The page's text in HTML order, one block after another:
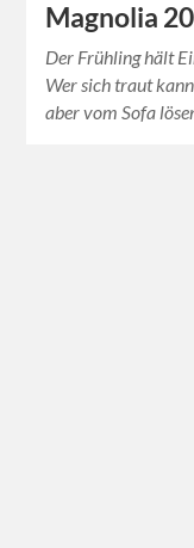
Magnolia
Der Frühling hält
Wer sich traut
aber vom Sofa